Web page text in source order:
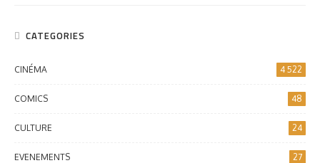
CATEGORIES
CINÉMA 4 522
COMICS 48
CULTURE 24
EVENEMENTS 27